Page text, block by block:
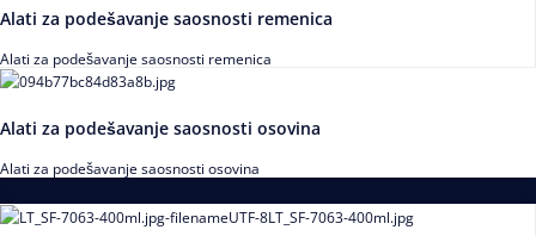
Alati za podešavanje saosnosti remenica
Alati za podešavanje saosnosti remenica
Alati za podešavanje saosnosti osovina
Alati za podešavanje saosnosti osovina